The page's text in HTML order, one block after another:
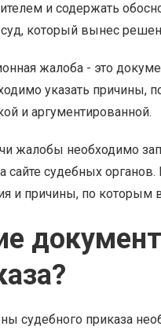
и содержать
который вынес
жалоба - это
указать причины,
и аргументированной.
жалобы необходимо
сайте судебных
и причины, по которым
судебного приказа